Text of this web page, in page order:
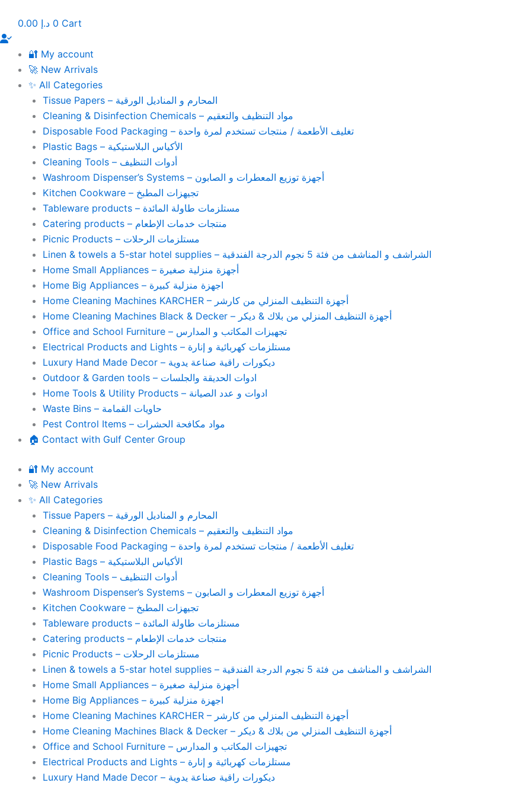
content
د.إ 0 Cart
🔐 My account
🚀 New Arrivals
✨ All Categories
Tissue Papers – المحارم و المناديل الورقية
Cleaning & Disinfection Chemicals – مواد التنظيف والتعقيم
Disposable Food Packaging – تغليف الأطعمة / منتجات تستخدم لمرة واحدة
Plastic Bags – الأكياس البلاستيكية
Cleaning Tools – أدوات التنظيف
Washroom Dispenser’s Systems – أجهزة توزيع المعطرات و الصابون
Kitchen Cookware – تجيهزات المطبخ
Tableware products – مستلزمات طاولة المائدة
Catering products – منتجات خدمات الإطعام
Picnic Products – مستلزمات الرحلات
Linen & towels a 5-star hotel supplies – الشراشف و المناشف من فئة 5 نجوم الدرجة الفندقية
Home Small Appliances – أجهزة منزلية صغيرة
Home Big Appliances – اجهزة منزلية كبيرة
Home Cleaning Machines KARCHER – أجهزة التنظيف المنزلي من كارشر
Home Cleaning Machines Black & Decker – أجهزة التنظيف المنزلي من بلاك & ديكر
Office and School Furniture – تجهيزات المكاتب و المدارس
Electrical Products and Lights – مستلزمات كهربائية و إنارة
Luxury Hand Made Decor – ديكورات راقية صناعة يدوية
Outdoor & Garden tools – ادوات الحديقة والجلسات
Home Tools & Utility Products – ادوات و عدد الصيانة
Waste Bins – حاويات القمامة
Pest Control Items – مواد مكافحة الحشرات
🏠 Contact with Gulf Center Group
🔐 My account
🚀 New Arrivals
✨ All Categories
Tissue Papers – المحارم و المناديل الورقية
Cleaning & Disinfection Chemicals – مواد التنظيف والتعقيم
Disposable Food Packaging – تغليف الأطعمة / منتجات تستخدم لمرة واحدة
Plastic Bags – الأكياس البلاستيكية
Cleaning Tools – أدوات التنظيف
Washroom Dispenser’s Systems – أجهزة توزيع المعطرات و الصابون
Kitchen Cookware – تجيهزات المطبخ
Tableware products – مستلزمات طاولة المائدة
Catering products – منتجات خدمات الإطعام
Picnic Products – مستلزمات الرحلات
Linen & towels a 5-star hotel supplies – الشراشف و المناشف من فئة 5 نجوم الدرجة الفندقية
Home Small Appliances – أجهزة منزلية صغيرة
Home Big Appliances – اجهزة منزلية كبيرة
Home Cleaning Machines KARCHER – أجهزة التنظيف المنزلي من كارشر
Home Cleaning Machines Black & Decker – أجهزة التنظيف المنزلي من بلاك & ديكر
Office and School Furniture – تجهيزات المكاتب و المدارس
Electrical Products and Lights – مستلزمات كهربائية و إنارة
Luxury Hand Made Decor – ديكورات راقية صناعة يدوية